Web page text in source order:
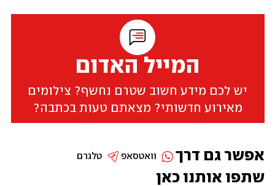
המייל האדום
יש לכם מידע חשוב שטרם נחשף? צילומים
מאירוע חדשותי? מצאתם טעות בכתבה?
שתפו אותנו כאן
אפשר גם דרך טלגרם וואטסאפ